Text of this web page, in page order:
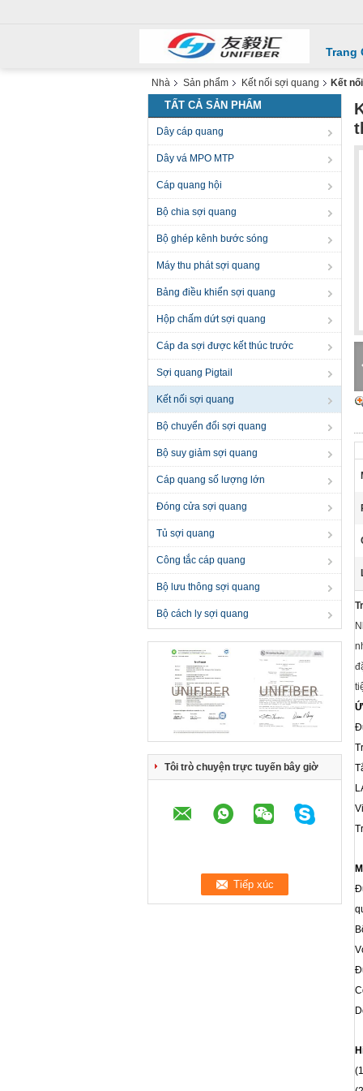
Trang
Nhà Sản phẩm Kết nối sợi quang Kết
TẤT CẢ SẢN PHẨM
Dây cáp quang
Dây vá MPO MTP
Cáp quang hội
Bộ chia sợi quang
Bộ ghép kênh bước sóng
Máy thu phát sợi quang
Bảng điều khiển sợi quang
Hộp chấm dứt sợi quang
Cáp đa sợi được kết thúc trước
Sợi quang Pigtail
Kết nối sợi quang
Bộ chuyển đổi sợi quang
Bộ suy giảm sợi quang
Cáp quang số lượng lớn
Đóng cửa sợi quang
Tủ sợi quang
Công tắc cáp quang
Bộ lưu thông sợi quang
Bộ cách ly sợi quang
Tôi trò chuyện trực tuyến bây giờ